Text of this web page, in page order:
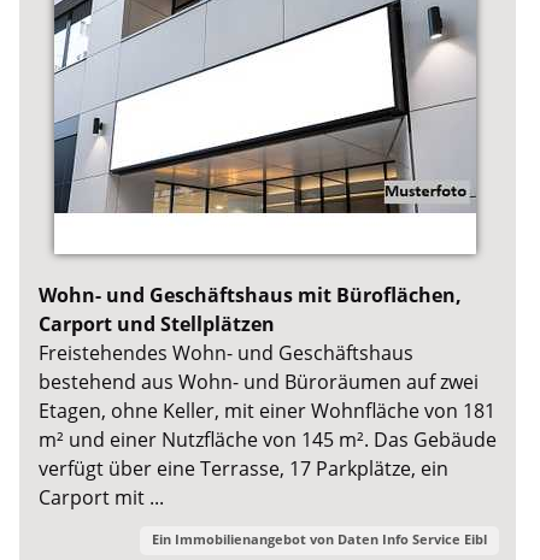
Wohn- und Geschäftshaus mit Büroflächen,
Carport und Stellplätzen
Freistehendes Wohn- und Geschäftshaus
bestehend aus Wohn- und Büroräumen auf zwei
Etagen, ohne Keller, mit einer Wohnfläche von 181
m² und einer Nutzfläche von 145 m². Das Gebäude
verfügt über eine Terrasse, 17 Parkplätze, ein
Carport mit ...
Ein Immobilienangebot von Daten Info Service Eibl